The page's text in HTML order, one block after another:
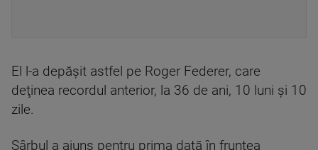
El l-a depăşit astfel pe Roger Federer, care
deţinea recordul anterior, la 36 de ani, 10 luni şi 10
zile.
Sârbul a ajuns pentru prima dată în fruntea